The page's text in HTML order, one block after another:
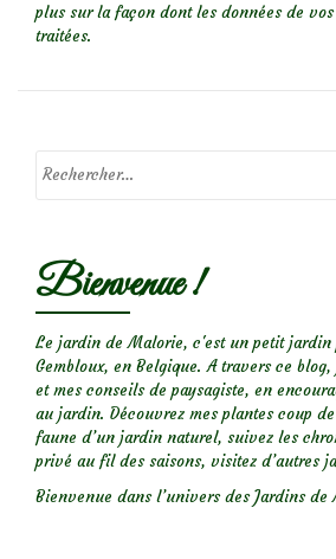
plus sur la façon dont les données de
traitées.
Bienvenue !
Le jardin de Malorie, c'est un petit jardin
Gembloux, en Belgique. A travers ce
et mes conseils de paysagiste, en
au jardin. Découvrez mes plantes coup
faune d’un jardin naturel, suivez les
privé au fil des saisons, visitez d’autres
Bienvenue dans l’univers des Jardins de